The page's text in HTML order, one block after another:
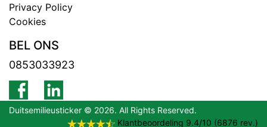
Privacy Policy
Cookies
BEL ONS
0853033923
Duitsemilieusticker © 2026. All Rights Reserved.
Klantbeoordeling 9.4/10 (6876 rev.)